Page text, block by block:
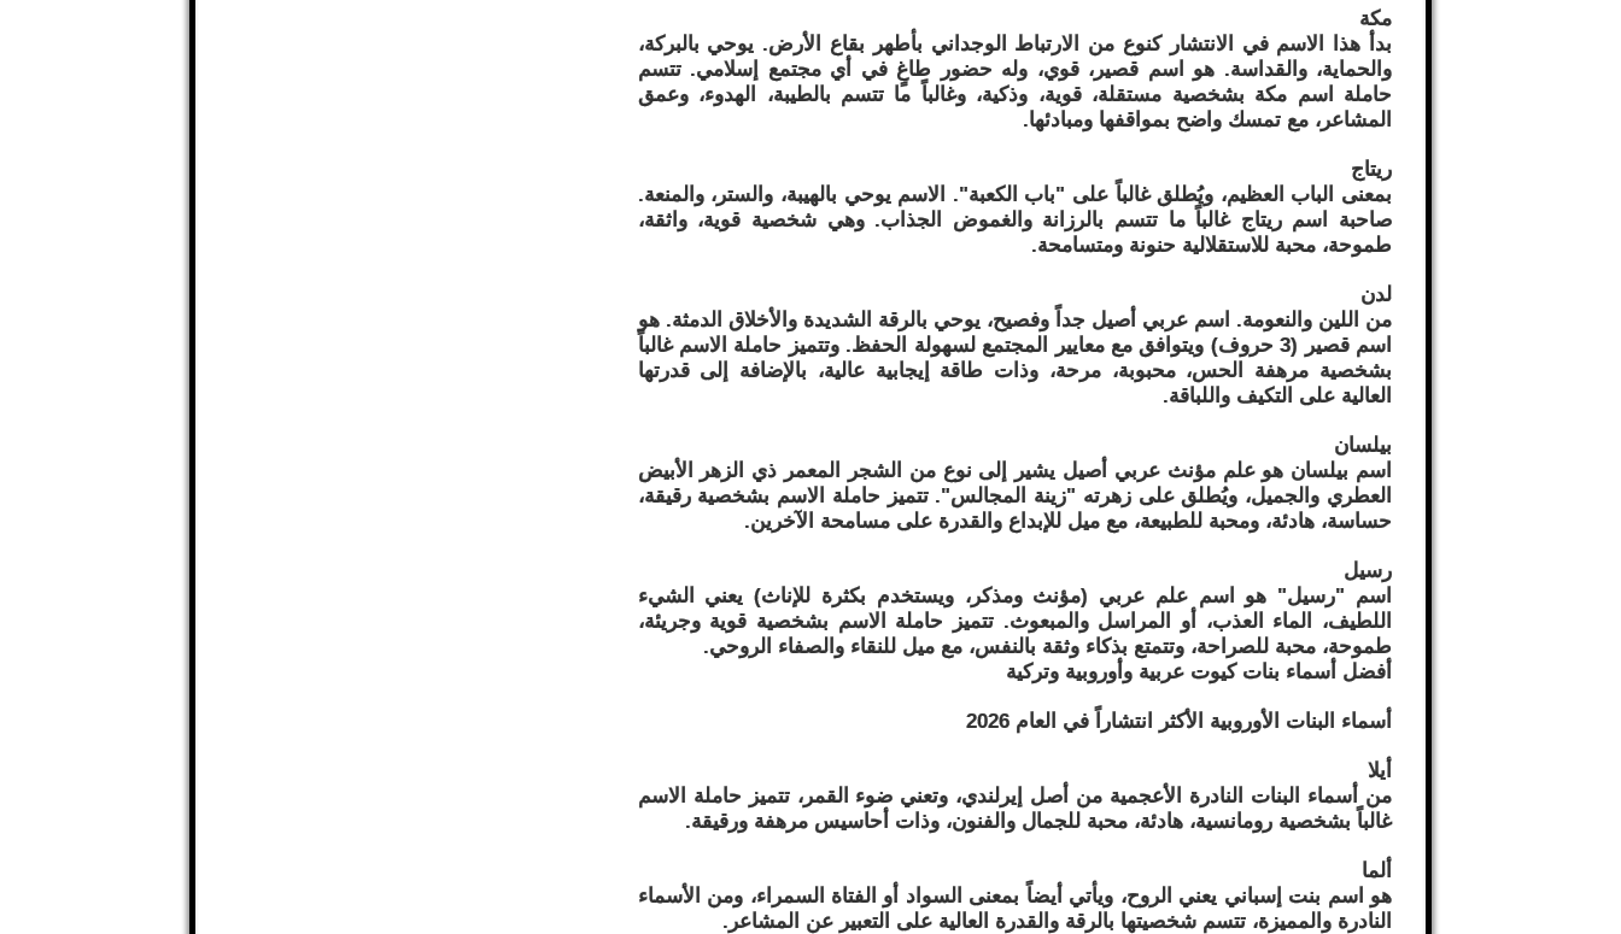
مكة
بدأ هذا الاسم في الانتشار كنوع من الارتباط الوجداني بأطهر بقاع الأرض. يوحي بالبركة،
والحماية، والقداسة. هو اسم قصير، قوي، وله حضور طاغٍ في أي مجتمع إسلامي. تتسم
حاملة اسم مكة بشخصية مستقلة، قوية، وذكية، وغالباً ما تتسم بالطيبة، الهدوء، وعمق
المشاعر، مع تمسك واضح بمواقفها ومبادئها.
ريتاج
بمعنى الباب العظيم، ويُطلق غالباً على "باب الكعبة". الاسم يوحي بالهيبة، والستر، والمنعة.
صاحبة اسم ريتاج غالباً ما تتسم بالرزانة والغموض الجذاب. وهي شخصية قوية، واثقة،
طموحة، محبة للاستقلالية حنونة ومتسامحة.
لدن
من اللين والنعومة. اسم عربي أصيل جداً وفصيح، يوحي بالرقة الشديدة والأخلاق الدمثة. هو
اسم قصير (3 حروف) ويتوافق مع معايير المجتمع لسهولة الحفظ. وتتميز حاملة الاسم غالباً
بشخصية مرهفة الحس، محبوبة، مرحة، وذات طاقة إيجابية عالية، بالإضافة إلى قدرتها
العالية على التكيف واللباقة.
بيلسان
اسم بيلسان هو علم مؤنث عربي أصيل يشير إلى نوع من الشجر المعمر ذي الزهر الأبيض
العطري والجميل، ويُطلق على زهرته "زينة المجالس". تتميز حاملة الاسم بشخصية رقيقة،
حساسة، هادئة، ومحبة للطبيعة، مع ميل للإبداع والقدرة على مسامحة الآخرين.
رسيل
اسم "رسيل" هو اسم علم عربي (مؤنث ومذكر، ويستخدم بكثرة للإناث) يعني الشيء
اللطيف، الماء العذب، أو المراسل والمبعوث. تتميز حاملة الاسم بشخصية قوية وجريئة،
طموحة، محبة للصراحة، وتتمتع بذكاء وثقة بالنفس، مع ميل للنقاء والصفاء الروحي.
أفضل أسماء بنات كيوت عربية وأوروبية وتركية
أسماء البنات الأوروبية الأكثر انتشاراً في العام 2026
أيلا
من أسماء البنات النادرة الأعجمية من أصل إيرلندي، وتعني ضوء القمر، تتميز حاملة الاسم
غالباً بشخصية رومانسية، هادئة، محبة للجمال والفنون، وذات أحاسيس مرهفة ورقيقة.
ألما
هو اسم بنت إسباني يعني الروح، ويأتي أيضاً بمعنى السواد أو الفتاة السمراء، ومن الأسماء
النادرة والمميزة، تتسم شخصيتها بالرقة والقدرة العالية على التعبير عن المشاعر.